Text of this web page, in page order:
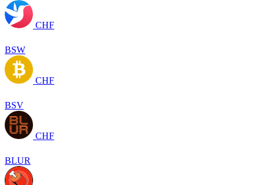
CHF
BSW
CHF
BSV
CHF
BLUR